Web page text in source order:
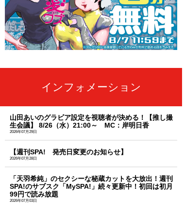
インフォメーション
山田あいのグラビア設定を視聴者が決める！【推し撮
生会議】 8/26（水）21:00～ MC：岸明日香
2026年07月29日
【週刊SPA! 発売日変更のお知らせ】
2026年07月28日
「天羽希純」のセクシーな秘蔵カットを大放出！週刊
SPA!のサブスク「MySPA!」続々更新中！初回は初月
99円で読み放題
2026年07月03日